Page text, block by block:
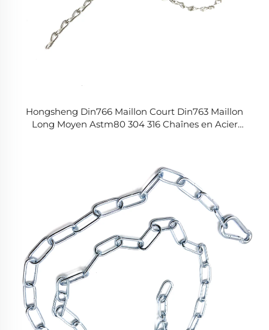
Hongsheng Din766 Maillon Court Din763 Maillon
Long Moyen Astm80 304 316 Chaînes en Acier